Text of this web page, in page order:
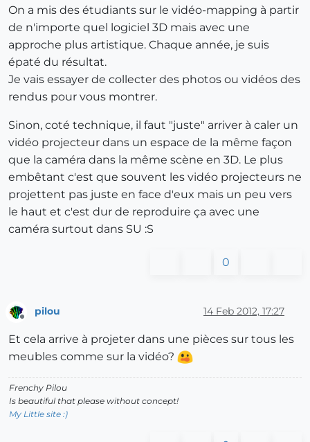
On a mis des étudiants sur le vidéo-mapping à partir
de n'importe quel logiciel 3D mais avec une
approche plus artistique. Chaque année, je suis
épaté du résultat.
Je vais essayer de collecter des photos ou vidéos des
rendus pour vous montrer.
Sinon, coté technique, il faut "juste" arriver à caler un
vidéo projecteur dans un espace de la même façon
que la caméra dans la même scène en 3D. Le plus
embêtant c'est que souvent les vidéo projecteurs ne
projettent pas juste en face d'eux mais un peu vers
le haut et c'est dur de reproduire ça avec une
caméra surtout dans SU :S
0
pilou 14 Feb 2012, 17:27
Et cela arrive à projeter dans une pièces sur tous les
meubles comme sur la vidéo?
Frenchy Pilou
Is beautiful that please without concept!
My Little site :)